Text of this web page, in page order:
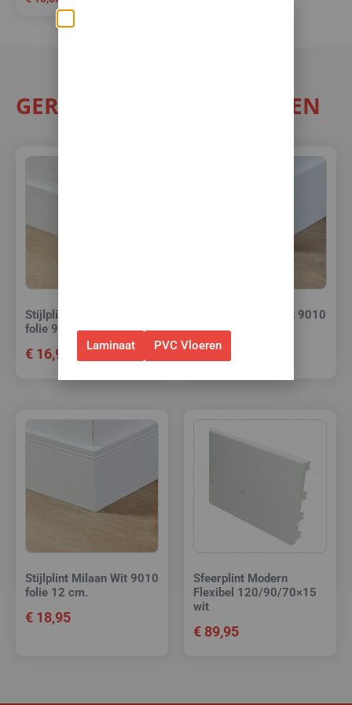
GERELATEERDE PRODUCTEN
Stijlplint Berlijn Wit 9010
folie 9 cm.
€ 16,95
Stijlplint Berlijn Wit 9010
folie 12 cm.
€18,95
Stijlplint Milaan Wit 9010
folie 12 cm.
€ 18,95
Sfeerplint Modern
Flexibel 120/90/70×15
wit
€ 89,95
Laminaat PVC Vloeren